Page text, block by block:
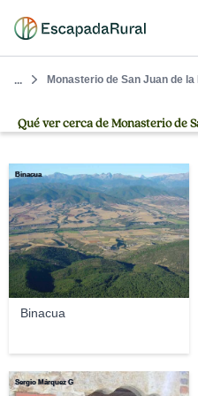
... Monasterio de San Juan de la
Qué ver cerca de Monasterio de
Binacua
Binacua
Sergio Márquez G